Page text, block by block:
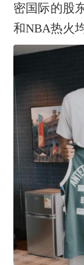
密国际的股
和NBA热火